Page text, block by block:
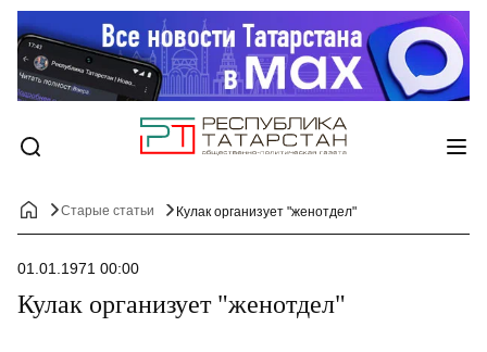
Старые статьи Кулак организует "женотдел"
01.01.1971 00:00
Кулак организует "женотдел"